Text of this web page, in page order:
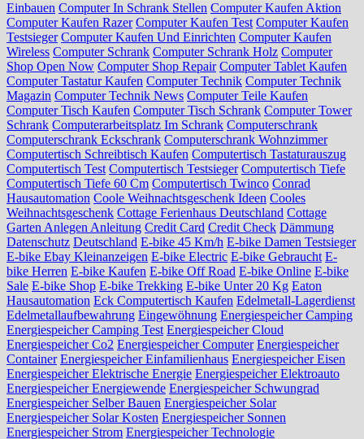
Einbauen Computer In Schrank Stellen Computer Kaufen Aktion
Computer Kaufen Razer Computer Kaufen Test Computer Kaufen
Testsieger Computer Kaufen Und Einrichten Computer Kaufen
Wireless Computer Schrank Computer Schrank Holz Computer
Shop Open Now Computer Shop Repair Computer Tablet Kaufen
Computer Tastatur Kaufen Computer Technik Computer Technik
Magazin Computer Technik News Computer Teile Kaufen
Computer Tisch Kaufen Computer Tisch Schrank Computer Tower
Schrank Computerarbeitsplatz Im Schrank Computerschrank
Computerschrank Eckschrank Computerschrank Wohnzimmer
Computertisch Schreibtisch Kaufen Computertisch Tastaturauszug
Computertisch Test Computertisch Testsieger Computertisch Tiefe
Computertisch Tiefe 60 Cm Computertisch Twinco Conrad
Hausautomation Coole Weihnachtsgeschenk Ideen Cooles
Weihnachtsgeschenk Cottage Ferienhaus Deutschland Cottage
Garten Anlegen Anleitung Credit Card Credit Check Dämmung
Datenschutz Deutschland E-bike 45 Km/h E-bike Damen Testsieger
E-bike Ebay Kleinanzeigen E-bike Electric E-bike Gebraucht E-
bike Herren E-bike Kaufen E-bike Off Road E-bike Online E-bike
Sale E-bike Shop E-bike Trekking E-bike Unter 20 Kg Eaton
Hausautomation Eck Computertisch Kaufen Edelmetall-Lagerdienst
Edelmetallaufbewahrung Eingewöhnung Energiespeicher Camping
Energiespeicher Camping Test Energiespeicher Cloud
Energiespeicher Co2 Energiespeicher Computer Energiespeicher
Container Energiespeicher Einfamilienhaus Energiespeicher Eisen
Energiespeicher Elektrische Energie Energiespeicher Elektroauto
Energiespeicher Energiewende Energiespeicher Schwungrad
Energiespeicher Selber Bauen Energiespeicher Solar
Energiespeicher Solar Kosten Energiespeicher Sonnen
Energiespeicher Strom Energiespeicher Technologie